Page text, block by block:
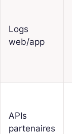
Logs
web/app
APIs
partenaires